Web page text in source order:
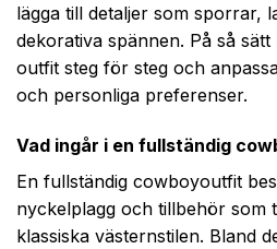
lägga till detaljer som sporrar,
dekorativa spännen. På så
outfit steg för steg och
och personliga preferenser.
Vad ingår i en fullständig
En fullständig cowboy­outfit
nyckelplagg och tillbehör som
klassiska västernstilen. Bland